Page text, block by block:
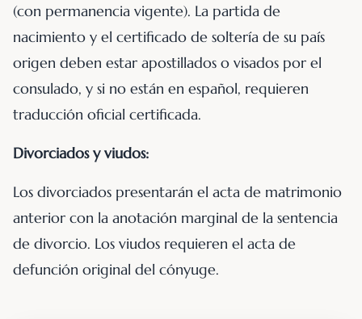
(con permanencia vigente). La partida de
nacimiento y el certificado de soltería de su país
origen deben estar apostillados o visados por el
consulado, y si no están en español, requieren
traducción oficial certificada.
Divorciados y viudos:
Los divorciados presentarán el acta de matrimonio
anterior con la anotación marginal de la sentencia
de divorcio. Los viudos requieren el acta de
defunción original del cónyuge.